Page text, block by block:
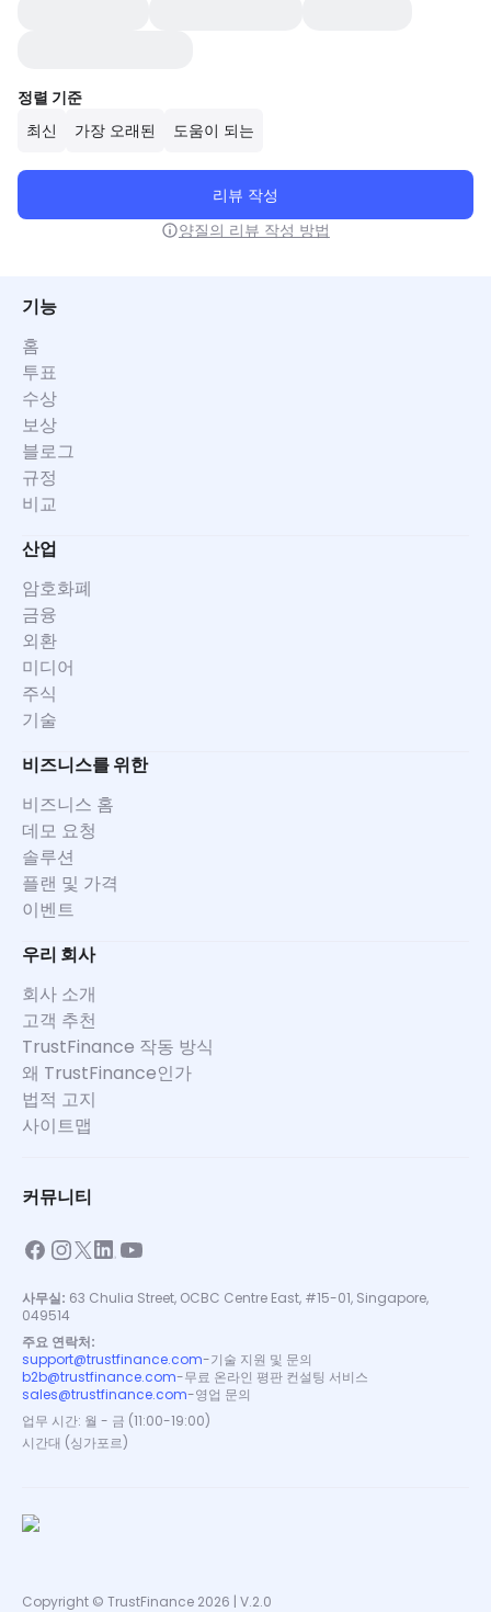
정렬 기준
최신
가장 오래된 도움이 되는
리뷰 작성
양질의 리뷰 작성 방법
기능
홈
투표
수상
보상
블로그
규정
비교
산업
암호화폐
금융
외환
미디어
주식
기술
비즈니스를 위한
비즈니스 홈
데모 요청
솔루션
플랜 및 가격
이벤트
우리 회사
회사 소개
고객 추천
TrustFinance 작동 방식
왜 TrustFinance인가
법적 고지
사이트맵
커뮤니티
사무실: 63 Chulia Street, OCBC Centre East, #15-01, Singapore,
049514
주요 연락처:
support@trustfinance.com-기술 지원 및 문의
b2b@trustfinance.com-무료 온라인 평판 컨설팅 서비스
sales@trustfinance.com-영업 문의
업무 시간: 월 - 금 (11:00-19:00)
시간대 (싱가포르)
Copyright © TrustFinance 2026 | V.2.0